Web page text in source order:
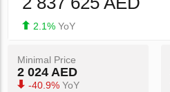
2.1% YoY
Minimal Price
2 024 AED
-40.9% YoY